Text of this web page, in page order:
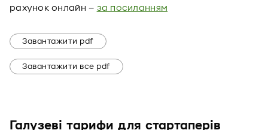
рахунок онлайн – за посиланням
Завантажити pdf
Завантажити все pdf
Галузеві тарифи для стартаперів